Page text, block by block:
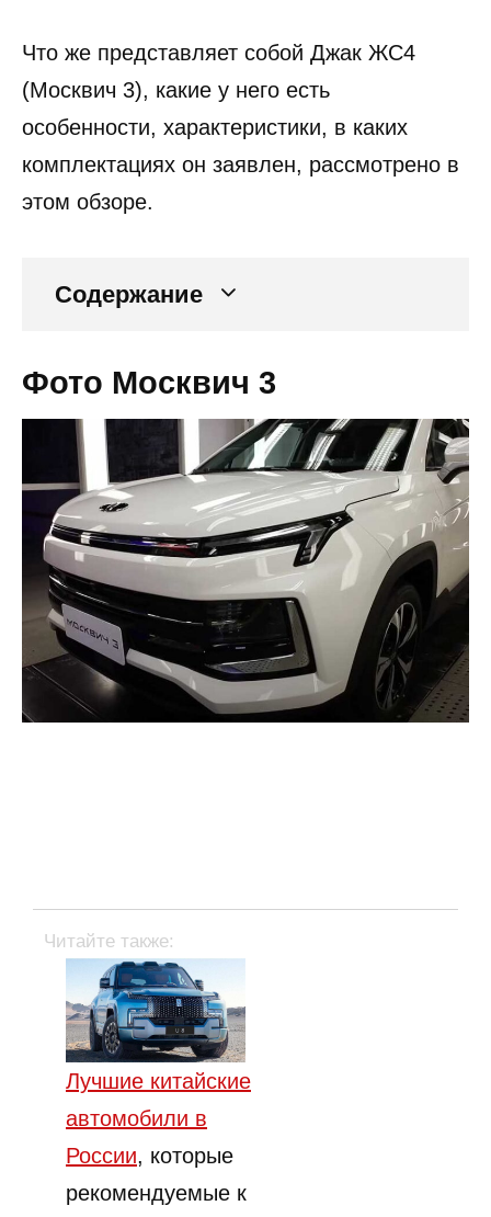
Что же представляет собой Джак ЖС4
(Москвич 3), какие у него есть
особенности, характеристики, в каких
комплектациях он заявлен, рассмотрено в
этом обзоре.
Содержание
Фото Москвич 3
Читайте также:
Лучшие китайские
автомобили в
России, которые
рекомендуемые к